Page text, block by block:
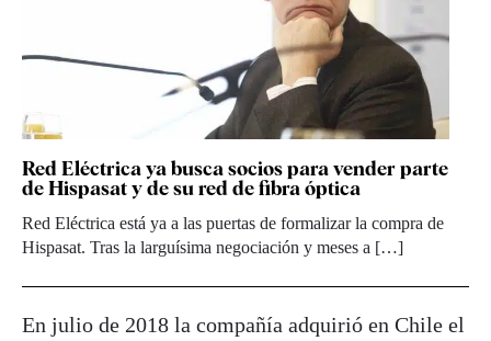
Red Eléctrica ya busca socios para vender parte
de Hispasat y de su red de fibra óptica
Red Eléctrica está ya a las puertas de formalizar la compra de
Hispasat. Tras la larguísima negociación y meses a […]
En julio de 2018 la compañía adquirió en Chile el